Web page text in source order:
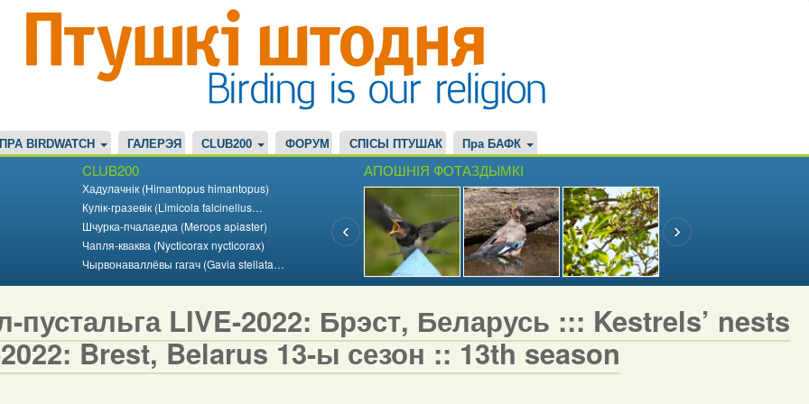
ПРА BIRDWATCH ГАЛЕРЭЯ CLUB200 ФОРУМ СПІСЫ ПТУШАК Пра БАФК
CLUB200
Хадулачнік (Himantopus himantopus)
Кулік-гразевік (Limicola falcinellus…
Шчурка-пчалаедка (Merops apiaster)
Чапля-кваква (Nycticorax nycticorax)
Чырвонаваллёвы гагач (Gavia stellata…
АПОШНІЯ ФОТАЗДЫМКІ
пустальга LIVE-2022: Брэст, Беларусь ::: Kestrels’ nests
Brest, Belarus 13-ы сезон :: 13th season